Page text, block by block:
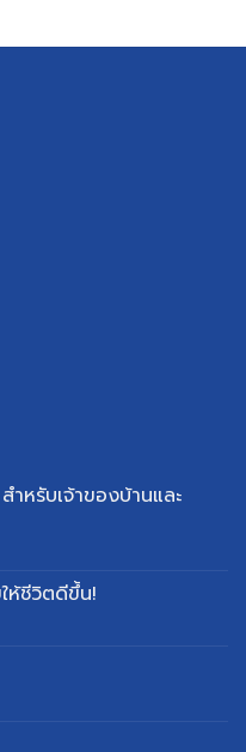
หรับเจ้าของบ้านและ
ห้ชีวิตดีขึ้น!